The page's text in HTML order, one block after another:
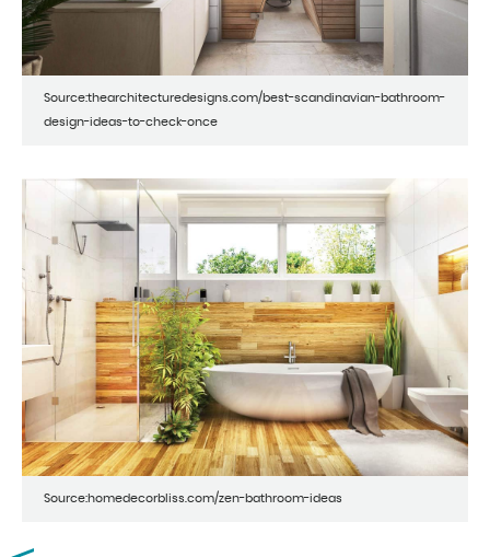
Source:thearchitecturedesigns.com/best-scandinavian-bathroom-
design-ideas-to-check-once
Source:homedecorbliss.com/zen-bathroom-ideas